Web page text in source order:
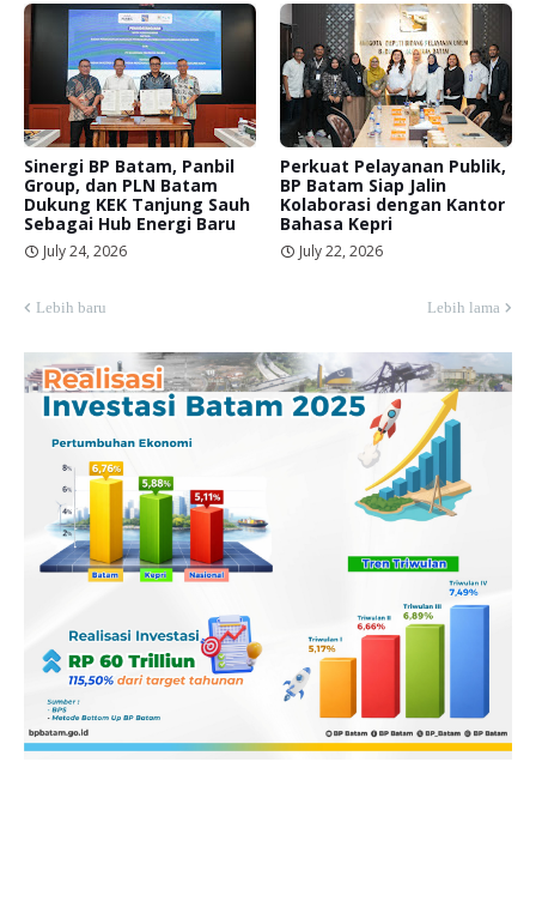
Sinergi BP Batam, Panbil
Group, dan PLN Batam
Dukung KEK Tanjung Sauh
Sebagai Hub Energi Baru
July 24, 2026
Perkuat Pelayanan Publik,
BP Batam Siap Jalin
Kolaborasi dengan Kantor
Bahasa Kepri
July 22, 2026
Lebih baru Lebih lama